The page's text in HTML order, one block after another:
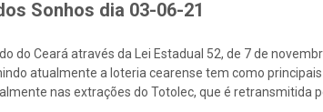
Sonhos dia 03-06-21
Ceará através da Lei Estadual 52, de 7 de
atualmente a loteria cearense tem como
nas extrações do Totolec, que é retransmitida